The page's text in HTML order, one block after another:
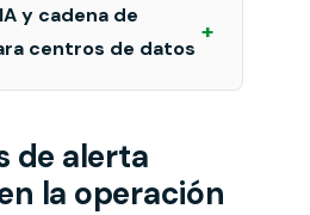
y cadena de
centros de datos
+
de alerta
la operación